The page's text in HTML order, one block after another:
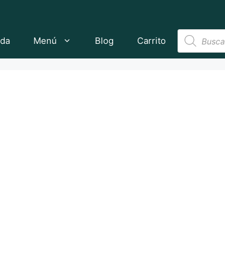
Menú Blog Carrito
Búsqueda
de
productos